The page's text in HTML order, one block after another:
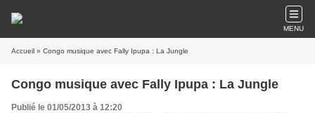
MENU
Accueil » Congo musique avec Fally Ipupa : La Jungle
Congo musique avec Fally Ipupa : La Jungle
Publié le 01/05/2013 à 12:20